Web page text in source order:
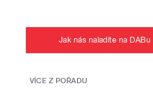
Jak nás naladíte na DABu
VÍCE Z POŘADU